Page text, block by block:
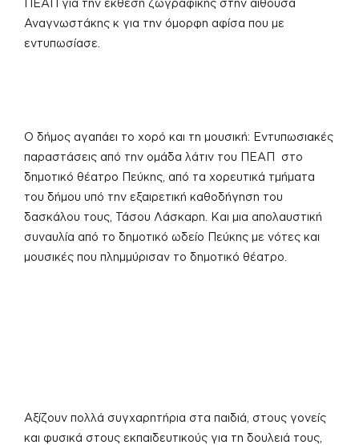
ΠΕΑΠ για την έκθεση ζωγραφικής στην αίθουσα
Αναγνωστάκης κ για την όμορφη αφίσα που με
εντυπωσίασε.
Ο δήμος αγαπάει το χορό και τη μουσική: Εντυπωσιακές
παραστάσεις από την ομάδα λάτιν του ΠΕΑΠ στο
δημοτικό θέατρο Πεύκης, από τα χορευτικά τμήματα
του δήμου υπό την εξαιρετική καθοδήγηση του
δασκάλου τους, Τάσου Λάσκαρη. Και μια απολαυστική
συναυλία από το δημοτικό ωδείο Πεύκης με νότες και
μουσικές που πλημμύρισαν το δημοτικό θέατρο.
Αξίζουν πολλά συγχαρητήρια στα παιδιά, στους γονείς
και φυσικά στους εκπαιδευτικούς για τη δουλειά τους,